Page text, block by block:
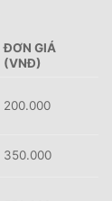
ĐƠN GIÁ
(VNĐ)
200.000
350.000